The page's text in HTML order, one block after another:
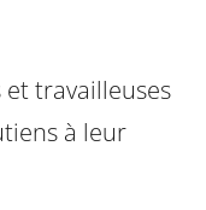
travailleuses
à leur